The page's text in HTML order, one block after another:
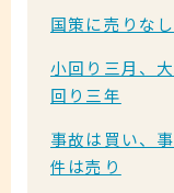
国策に売りなし
小回り三月、大
回り三年
事故は買い、事
件は売り